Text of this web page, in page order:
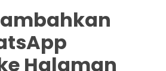
Halaman